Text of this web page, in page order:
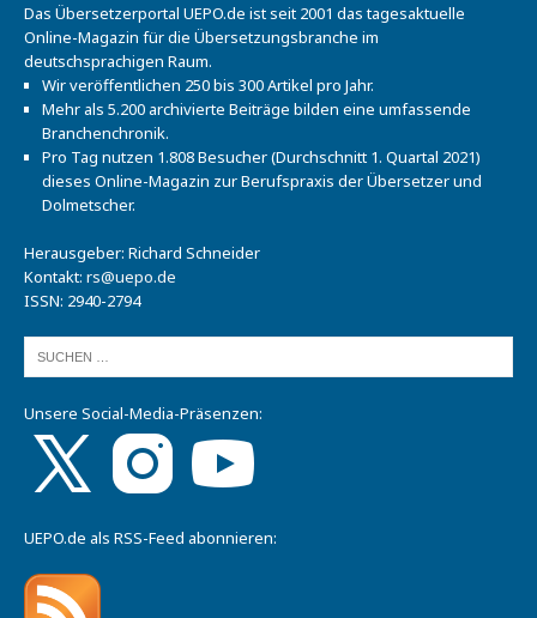
Das Übersetzerportal UEPO.de ist seit 2001 das tagesaktuelle
Online-Magazin für die Übersetzungsbranche im
deutschsprachigen Raum.
Wir veröffentlichen 250 bis 300 Artikel pro Jahr.
Mehr als 5.200 archivierte Beiträge bilden eine umfassende
Branchenchronik.
Pro Tag nutzen 1.808 Besucher (Durchschnitt 1. Quartal 2021)
dieses Online-Magazin zur Berufspraxis der Übersetzer und
Dolmetscher.
Herausgeber: Richard Schneider
Kontakt: rs@uepo.de
ISSN: 2940-2794
Unsere Social-Media-Präsenzen:
UEPO.de als RSS-Feed abonnieren: